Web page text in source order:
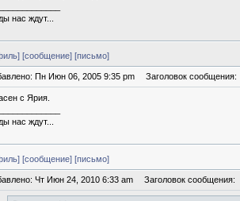
нас ждут...
[сообщение] [письмо]
Пн Июн 06, 2005 9:35 pm Заголовок сообщения:
с Ярия.
нас ждут...
[сообщение] [письмо]
Чт Июн 24, 2010 6:33 am Заголовок сообщения: